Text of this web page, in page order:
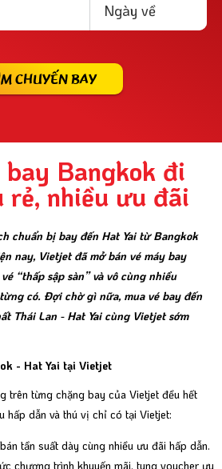
Ngày về
CHUYẾN BAY
Bangkok đi
rẻ, nhiều ưu đãi
chuẩn bị bay đến Hat Yai từ Bangkok
nay, Vietjet đã mở bán vé máy bay
“thấp sập sàn” và vô cùng nhiều
có. Đợi chờ gì nữa, mua vé bay đến
Thái Lan - Hat Yai cùng Vietjet sớm
- Hat Yai tại Vietjet
trên từng chặng bay của Vietjet đều hết
hấp dẫn và thú vị chỉ có tại Vietjet:
tần suất dày cùng nhiều ưu đãi hấp dẫn.
chương trình khuyến mãi, tung voucher ưu